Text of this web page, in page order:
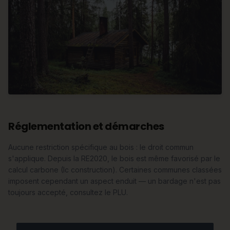
Réglementation et démarches
Aucune restriction spécifique au bois : le droit commun
s'applique. Depuis la RE2020, le bois est même favorisé par le
calcul carbone (Ic construction). Certaines communes classées
imposent cependant un aspect enduit — un bardage n'est pas
toujours accepté, consultez le PLU.